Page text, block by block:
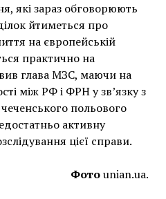
які зараз обговорюють
йтиметься про
на європейській
практично на
глава МЗС, маючи на
між РФ і ФРН у зв’язку з
польового
активну
цієї справи.
Фотоunian.ua.